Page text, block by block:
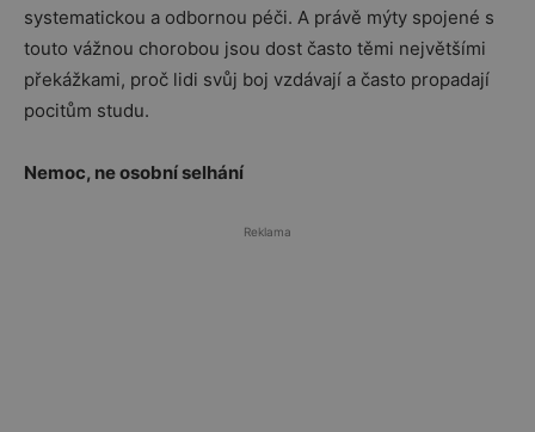
systematickou a odbornou péči. A právě mýty spojené s
touto vážnou chorobou jsou dost často těmi největšími
překážkami, proč lidi svůj boj vzdávají a často propadají
pocitům studu.
Nemoc, ne osobní selhání
Reklama